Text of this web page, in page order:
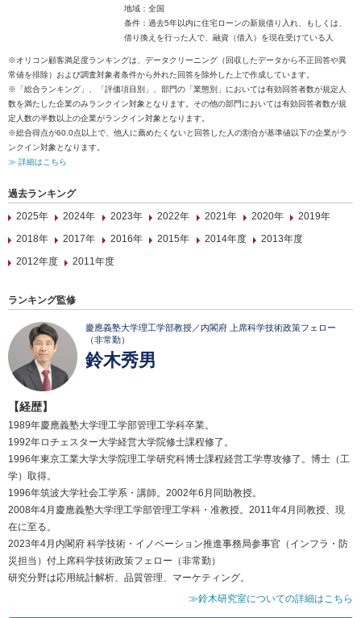
地域：全国
条件：過去5年以内に住宅ローンの新規借り入れ、もしくは、
借り換えを行った人で、融資（借入）を現在受けている人
※オリコン顧客満足度ランキングは、データクリーニング（回収したデータから不正回答や異
常値を排除）および調査対象者条件から外れた回答を除外した上で作成しています。
※「総合ランキング」、「評価項目別」、部門の「業態別」においては有効回答者数が規定人
数を満たした企業のみランクイン対象となります。その他の部門においては有効回答者数が規
定人数の半数以上の企業がランクイン対象となります。
※総合得点が60.0点以上で、他人に薦めたくないと回答した人の割合が基準値以下の企業がラ
ンクイン対象となります。
≫ 詳細はこちら
過去ランキング
2025年
2024年 2023年 2022年 2021年 2020年
2019年
2018年
2017年 2016年 2015年 2014年度
2013年度
2012年度
2011年度
ランキング監修
慶應義塾大学理工学部教授／内閣府 上席科学技術政策フェロー
（非常勤）
鈴木秀男
【経歴】
1989年慶應義塾大学理工学部管理工学科卒業。
1992年ロチェスター大学経営大学院修士課程修了。
1996年東京工業大学大学院理工学研究科博士課程経営工学専攻修了。博士（工
学）取得。
1996年筑波大学社会工学系・講師。2002年6月同助教授。
2008年4月慶應義塾大学理工学部管理工学科・准教授。2011年4月同教授、現
在に至る。
2023年4月内閣府 科学技術・イノベーション推進事務局参事官（インフラ・防
災担当）付上席科学技術政策フェロー（非常勤）
研究分野は応用統計解析、品質管理、マーケティング。
≫鈴木研究室についての詳細はこちら